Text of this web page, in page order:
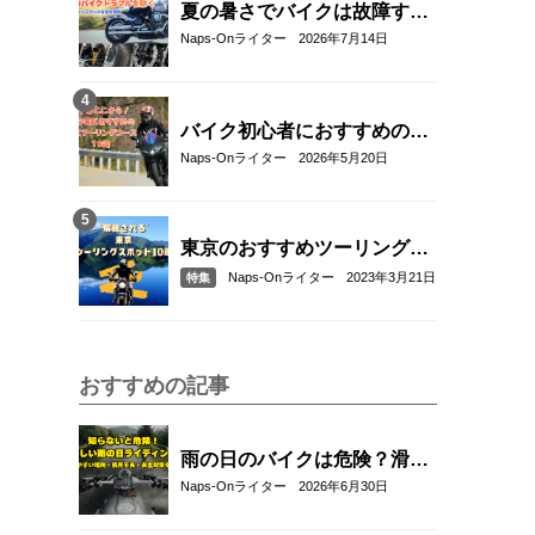
夏の暑さでバイクは故障す
る？起こりやすいトラブルと
Naps-Onライター 2026年7月14日
バイク初心者におすすめの関
東近郊ツーリングコース10選
Naps-Onライター 2026年5月20日
東京のおすすめツーリングス
ポット10選
特集 Naps-Onライター 2023年3月21日
おすすめの記事
雨の日のバイクは危険？滑り
やすい場所や安全に走るコツ
Naps-Onライター 2026年6月30日